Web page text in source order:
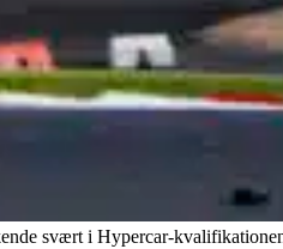
svært i Hypercar-